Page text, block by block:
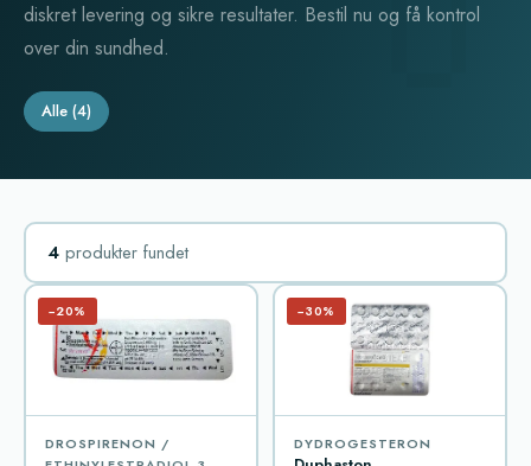
diskret levering og sikre resultater. Bestil nu og få kontrol
over din sundhed.
Alle (4)
4 produkter fundet
−20%
DROSPIRENON /
−30%
DYDROGESTERON